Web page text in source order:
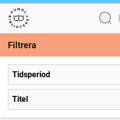
Svenska tidningar
Filtrera
Tidsperiod
Titel